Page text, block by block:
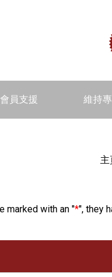
會員支援 維持
主
marked with an "*", they